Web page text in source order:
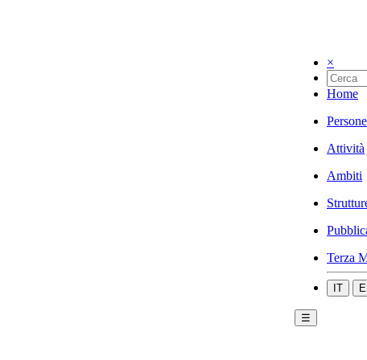
×
Home
Persone
Attività
Ambiti
Terza
IT
☰